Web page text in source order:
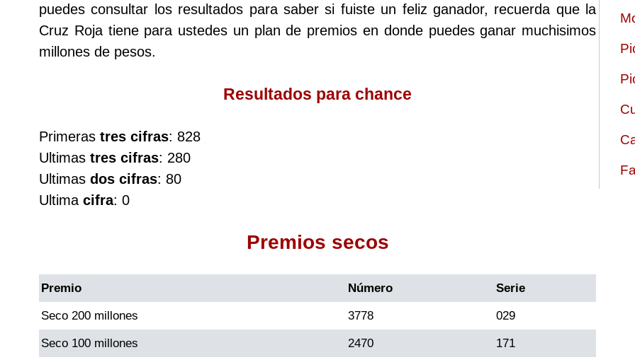
Antioqueñita Día
Antioqueñita Tarde
Astro Luna
Cafeterito Tarde
Caribeña Noche
Chontico Día
puedes consultar los resultados para saber si fuiste un feliz ganador, recuerda que la
Cruz Roja tiene para ustedes un plan de premios en donde puedes ganar muchisimos
millones de pesos.
Resultados para chance
Primeras tres cifras: 828
Ultimas tres cifras: 280
Ultimas dos cifras: 80
Ultima cifra: 0
Premios secos
Premio Número Serie
Seco 200 millones 3778 029
Seco 100 millones 2470 171